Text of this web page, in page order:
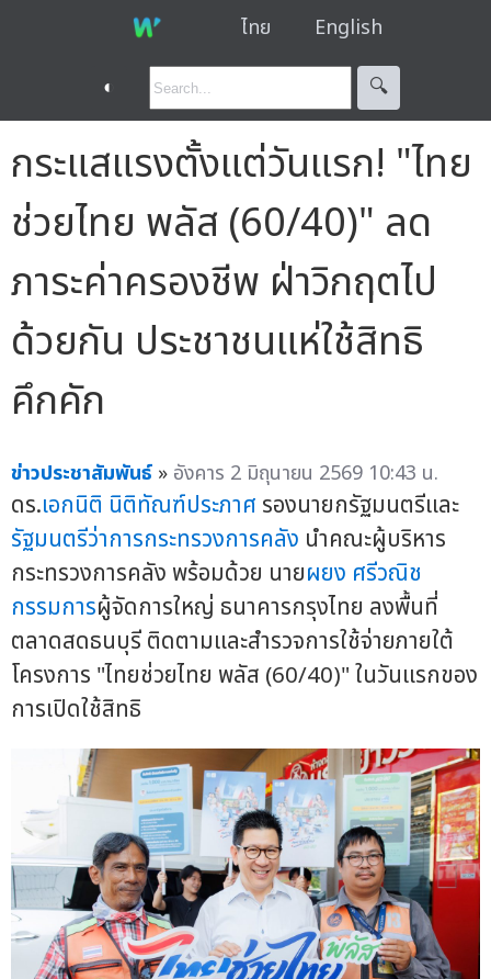
ไทย English
◐ 🔍︎
กระแสแรงตั้งแต่วันแรก! "ไทย
ช่วยไทย พลัส (60/40)" ลด
ภาระค่าครองชีพ ฝ่าวิกฤตไป
ด้วยกัน ประชาชนแห่ใช้สิทธิ
คึกคัก
ข่าวประชาสัมพันธ์ » อังคาร 2 มิถุนายน 2569 10:43 น.
ดร.เอกนิติ นิติทัณฑ์ประภาศ รองนายกรัฐมนตรีและ
รัฐมนตรีว่าการกระทรวงการคลัง นำคณะผู้บริหาร
กระทรวงการคลัง พร้อมด้วย นายผยง ศรีวณิช
กรรมการผู้จัดการใหญ่ ธนาคารกรุงไทย ลงพื้นที่
ตลาดสดธนบุรี ติดตามและสำรวจการใช้จ่ายภายใต้
โครงการ "ไทยช่วยไทย พลัส (60/40)" ในวันแรกของ
การเปิดใช้สิทธิ